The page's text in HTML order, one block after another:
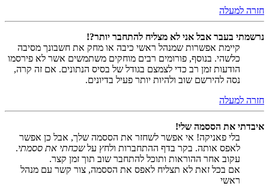
חזרה למעלה
נרשמתי בעבר אבל אני לא מצליח להתחבר יותר?!
קיימת אפשרות שמנהל ראשי כיבה או מחק את חשבונך מסיבה
כלשהי. בנוסף, פורומים רבים מוחקים משתמשים אשר לא פירסמו
הודעות זמן רב כדי לצמצם בגודל של בסיס הנתונים. אם זה קרה,
נסה להירשם שוב ולהיות יותר פעיל בדיונים.
חזרה למעלה
איבדתי את הססמה שלי!
בלי פאניקה! אי אפשר לשחזר את הססמה שלך, אבל כן אפשר
לאפס אותה. בקר בדף ההתחברות ולחץ עלשכחתי את ססמתי.
עקוב אחר ההוראות ותוכל להתחבר שוב תוך זמן קצר.
אם בכל זאת לא תצליח לאפס את הססמה, צור קשר עם מנהל
ראשי